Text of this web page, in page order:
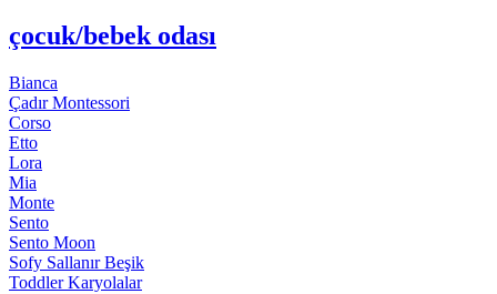
çocuk/bebek odası
Bianca
Çadır Montessori
Corso
Etto
Lora
Mia
Monte
Sento
Sento Moon
Sofy Sallanır Beşik
Toddler Karyolalar